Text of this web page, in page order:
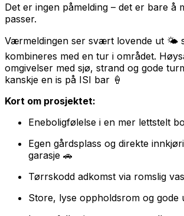
Det er ingen påmelding – det er bare å
passer.
Værmeldingen ser svært lovende ut 🌤️
kombineres med en tur i området.
omgivelser med sjø, strand og gode
kanskje en is på ISI bar 🍦
Kort om prosjektet:
Eneboligfølelse i en mer lettstelt
Egen gårdsplass og direkte
garasje 🚗
Tørrskodd adkomst via romslig
Store, lyse oppholdsrom og gode